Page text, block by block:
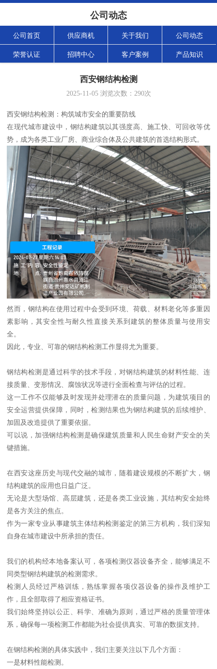
公司动态
公司首页 供应商机 关于我们 公司动态
荣誉认证 招聘中心 客户案例 产品知识
西安钢结构检测
2025-11-05浏览次数： 290次
西安钢结构检测：构筑城市安全的重要防线
在现代城市建设中，钢结构建筑以其强度高、施工快、可回收等优
势，成为各类工业厂房、商业综合体及公共建筑的首选结构形式。
然而，钢结构在使用过程中会受到环境、荷载、材料老化等多重因
素影响，其安全性与耐久性直接关系到建筑的整体质量与使用安
全。
因此，专业、可靠的钢结构检测工作显得尤为重要。
钢结构检测是通过科学的技术手段，对钢结构建筑的材料性能、连
接质量、变形情况、腐蚀状况等进行全面检查与评估的过程。
这一工作不仅能够及时发现并处理潜在的质量问题，为建筑项目的
安全运营提供保障，同时，检测结果也为钢结构建筑的后续维护、
加固及改造提供了重要依据。
可以说，加强钢结构检测是确保建筑质量和人民生命财产安全的关
键措施。
在西安这座历史与现代交融的城市，随着建设规模的不断扩大，钢
结构建筑的应用也日益广泛。
无论是大型场馆、高层建筑，还是各类工业设施，其结构安全始终
是各方关注的焦点。
作为一家专业从事建筑主体结构检测鉴定的第三方机构，我们深知
自身在城市建设中所承担的责任。
我们的机构经本地备案认可，各项检测仪器设备齐全，能够满足不
同类型钢结构建筑的检测需求。
检测人员经过严格训练，熟练掌握各项仪器设备的操作及维护工
作，且全部取得了相应资格证书。
我们始终坚持以公正、科学、准确为原则，通过严格的质量管理体
系，确保每一项检测工作都能为社会提供真实、可靠的数据支持。
在钢结构检测的具体实践中，我们主要关注以下几个方面：
一是材料性能检测。